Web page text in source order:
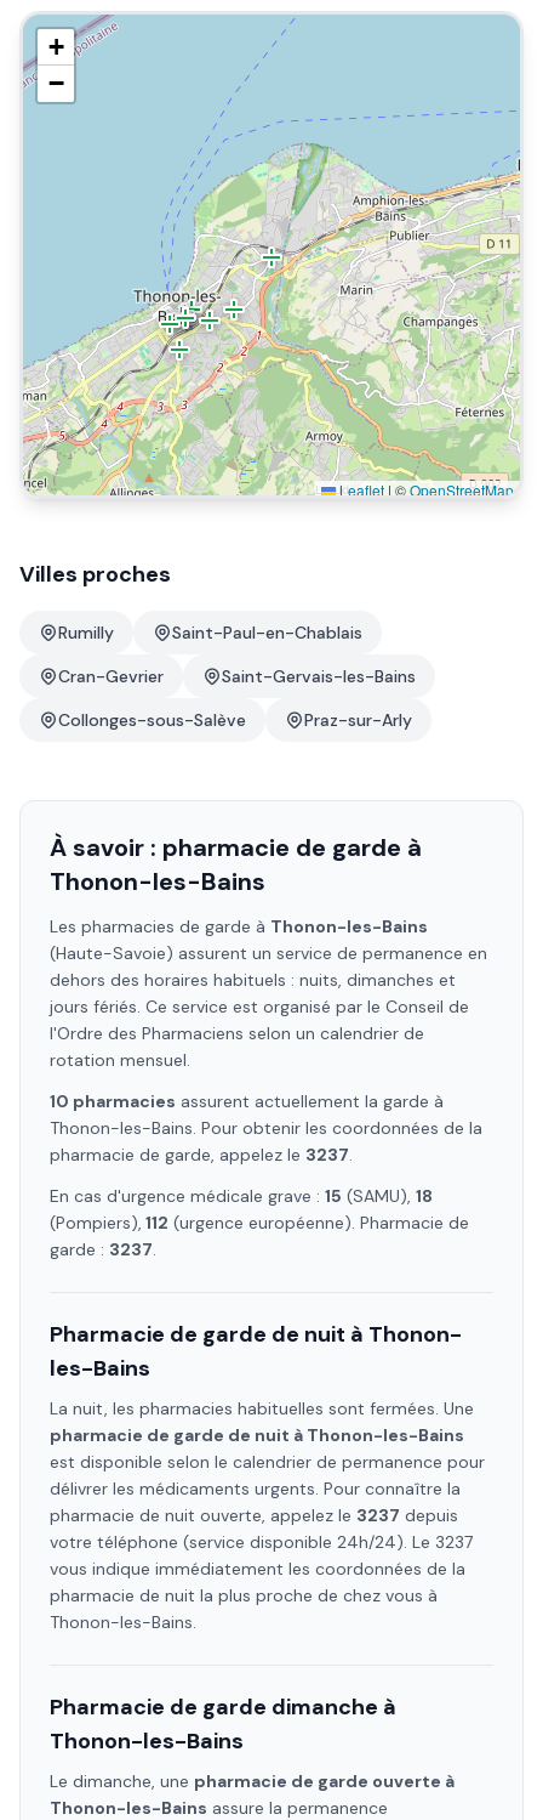
+
−
Leaflet | ©OpenStreetMap
Villes proches
Rumilly
Saint-Paul-en-Chablais
Cran-Gevrier
Saint-Gervais-les-Bains
Collonges-sous-Salève
Praz-sur-Arly
À savoir : pharmacie de garde à
Thonon-les-Bains
Les pharmacies de garde à Thonon-les-Bains
(Haute-Savoie) assurent un service de permanence en
dehors des horaires habituels : nuits, dimanches et
jours fériés. Ce service est organisé par le Conseil de
l'Ordre des Pharmaciens selon un calendrier de
rotation mensuel.
10 pharmacies assurent actuellement la garde à
Thonon-les-Bains. Pour obtenir les coordonnées de la
pharmacie de garde, appelez le 3237.
En cas d'urgence médicale grave : 15 (SAMU), 18
(Pompiers), 112 (urgence européenne). Pharmacie de
garde : 3237.
Pharmacie de garde de nuit à Thonon-
les-Bains
La nuit, les pharmacies habituelles sont fermées. Une
pharmacie de garde de nuit à Thonon-les-Bains
est disponible selon le calendrier de permanence pour
délivrer les médicaments urgents. Pour connaître la
pharmacie de nuit ouverte, appelez le 3237 depuis
votre téléphone (service disponible 24h/24). Le 3237
vous indique immédiatement les coordonnées de la
pharmacie de nuit la plus proche de chez vous à
Thonon-les-Bains.
Pharmacie de garde dimanche à
Thonon-les-Bains
Le dimanche, une pharmacie de garde ouverte à
Thonon-les-Bains assure la permanence